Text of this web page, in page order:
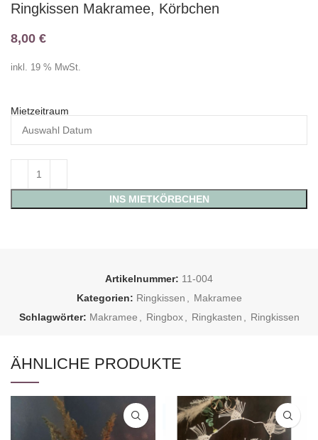
Ringkissen Makramee, Körbchen
8,00 €
inkl. 19 % MwSt.
Mietzeitraum
INS MIETKÖRBCHEN
Artikelnummer: 11-004
Kategorien: Ringkissen
Makramee
Schlagwörter: Makramee Ringbox Ringkasten Ringkissen
ÄHNLICHE PRODUKTE